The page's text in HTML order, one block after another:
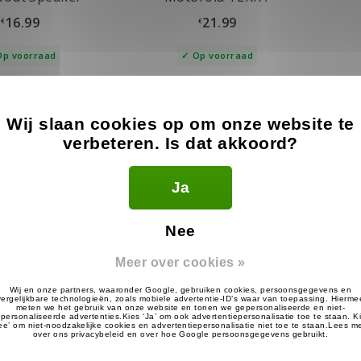
€16.99
voorraad
TalkAbout
€21.99
Op voorraad
Wij slaan cookies op om onze website te
verbeteren. Is dat akkoord?
Ja
Nee
Meer over cookies »